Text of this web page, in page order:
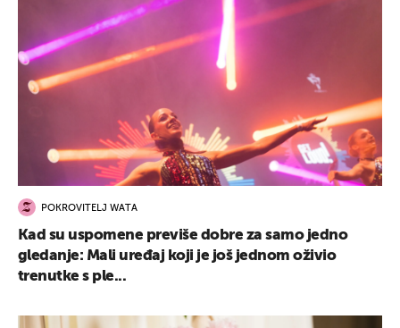
POKROVITELJ WATA
Kad su uspomene previše dobre za samo jedno
gledanje: Mali uređaj koji je još jednom oživio
trenutke s ple...